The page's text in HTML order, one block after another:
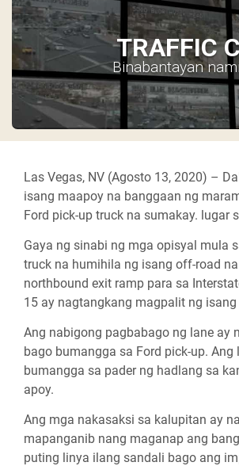
TRAFFIC
Binabantayan
Las Vegas, NV (Agosto 13, 2020) –
isang maapoy na banggaan ng
Ford pick-up truck na sumakay. lugar
Gaya ng sinabi ng mga opisyal mula
truck na humihila ng isang off-road
northbound exit ramp para sa
15 ay nagtangkang magpalit ng
Ang nabigong pagbabago ng lane ay
bago bumangga sa Ford pick-up.
bumangga sa pader ng hadlang sa
apoy.
Ang mga nakasaksi sa kalupitan ay
mapanganib nang maganap ang
puting linya ilang sandali bago ang